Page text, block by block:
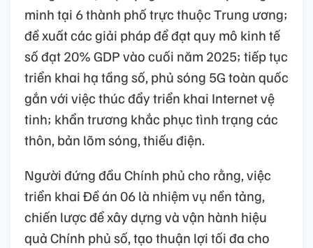
minh tại 6 thành phố trực thuộc Trung ương;
đề xuất các giải pháp để đạt quy mô kinh tế
số đạt 20% GDP vào cuối năm 2025; tiếp tục
triển khai hạ tầng số, phủ sóng 5G toàn quốc
gắn với việc thúc đẩy triển khai Internet vệ
tinh; khẩn trương khắc phục tình trạng các
thôn, bản lõm sóng, thiếu điện.
Người đứng đầu Chính phủ cho rằng, việc
triển khai Đề án 06 là nhiệm vụ nền tảng,
chiến lược để xây dựng và vận hành hiệu
quả Chính phủ số, tạo thuận lợi tối đa cho